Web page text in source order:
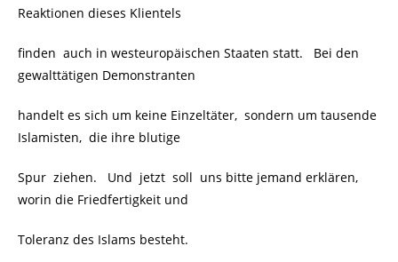
Reaktionen dieses Klientels
finden auch in westeuropäischen Staaten statt. Bei den
gewalttätigen Demonstranten
handelt es sich um keine Einzeltäter, sondern um tausende
Islamisten, die ihre blutige
Spur ziehen. Und jetzt soll uns bitte jemand erklären,
worin die Friedfertigkeit und
Toleranz des Islams besteht.